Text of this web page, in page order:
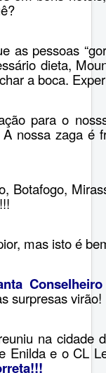
as pessoas
dieta,
a boca.
para o
nossa zaga
Botafogo,
mas isto é
surpresas virão!
na cidade
Enilda e o CL